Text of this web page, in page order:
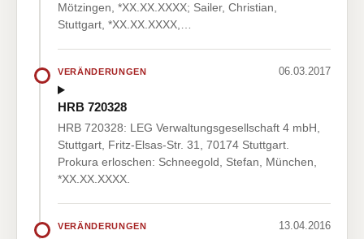
Mötzingen, *XX.XX.XXXX; Sailer, Christian,
Stuttgart, *XX.XX.XXXX,…
VERÄNDERUNGEN 06.03.2017
HRB 720328
HRB 720328: LEG Verwaltungsgesellschaft 4 mbH,
Stuttgart, Fritz-Elsas-Str. 31, 70174 Stuttgart.
Prokura erloschen: Schneegold, Stefan, München,
*XX.XX.XXXX.
VERÄNDERUNGEN 13.04.2016